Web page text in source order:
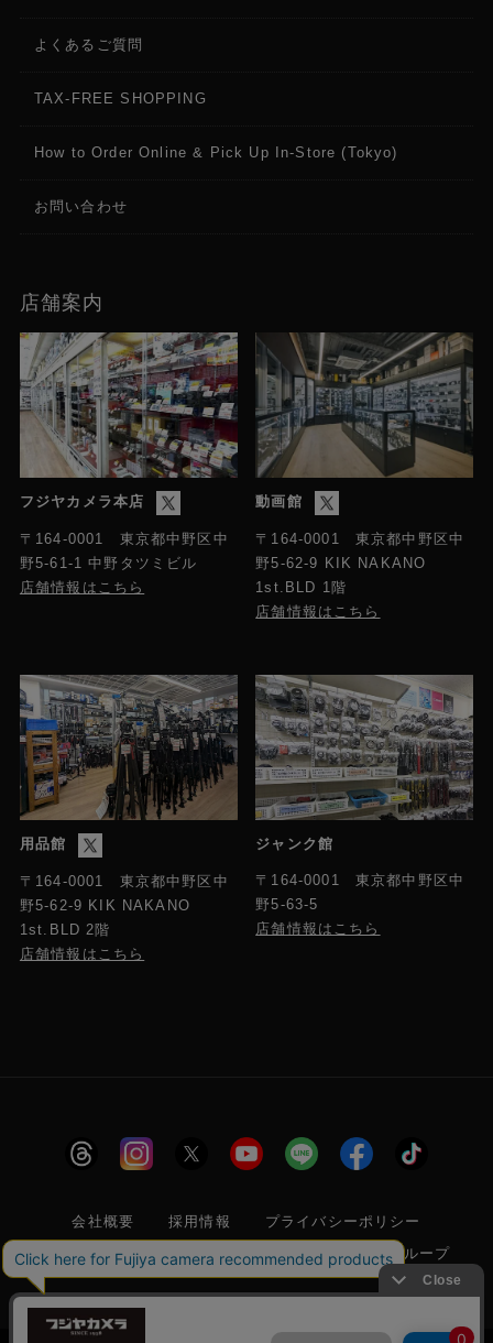
よくあるご質問
TAX-FREE SHOPPING
How to Order Online & Pick Up In-Store (Tokyo)
お問い合わせ
店舗案内
フジヤカメラ本店
〒164-0001 東京都中野区中
野5-61-1 中野タツミビル
店舗情報はこちら
動画館
〒164-0001 東京都中野区中
野5-62-9 KIK NAKANO
1st.BLD 1階
店舗情報はこちら
用品館
〒164-0001 東京都中野区中
野5-62-9 KIK NAKANO
1st.BLD 2階
店舗情報はこちら
ジャンク館
〒164-0001 東京都中野区中
野5-63-5
店舗情報はこちら
会社概要 採用情報
プライバシーポリシー
特定商取引に関する法律に基づく表示
フジヤグループ
商標登録 第5211024号 株式会社フジヤカメラ店 古物商許可番